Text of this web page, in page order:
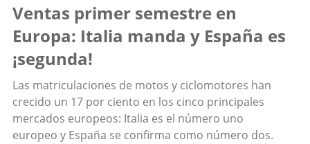
Ventas primer semestre en
Europa: Italia manda y España es
¡segunda!
Las matriculaciones de motos y ciclomotores han
crecido un 17 por ciento en los cinco principales
mercados europeos: Italia es el número uno
europeo y España se confirma como número dos.